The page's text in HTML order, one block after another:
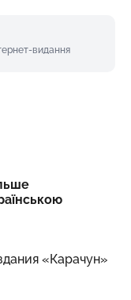
видання
«Карачун»